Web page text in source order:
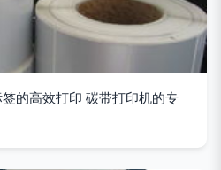
的高效打印 碳带打印机的专